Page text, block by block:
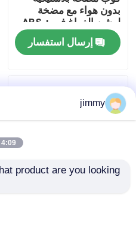
جولة في المعمل
اتصل بنا
بدون هواء مع مضخة
لوشن الفراغ في ABS +
PP ولون مخصص
إرسال استفسار
jimmy
4:09 PM
product are you looking